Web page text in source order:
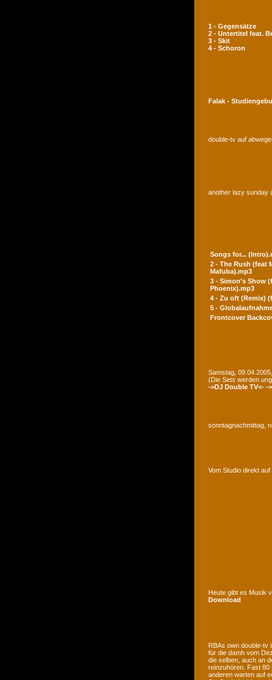
1 - Gegensätze
2 - Untertitel feat.
3 - Skit
4 - Schoron
Falak -
double-tv auf
another lazy sunday
Songs for...
2 - The Rush (feat
Mafuba).mp3
3 - Simon's Show
Phoenix).mp3
4 - Zu oft (Remix)
5 -
Frontcover
Samstag,
(Die Sets werden
->DJ Double TV<- -
sonntagnachmittag,
Vom Studio direkt
Heute gibt es Musik
Download
RBAs own double-tv
für die damh vom
die selben, auch an
reinzuhören. Fast 80
anderen warten auf